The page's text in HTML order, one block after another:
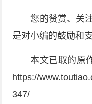
您的赞赏、关
是对小编的鼓励和
本文已取的原
https://
347/